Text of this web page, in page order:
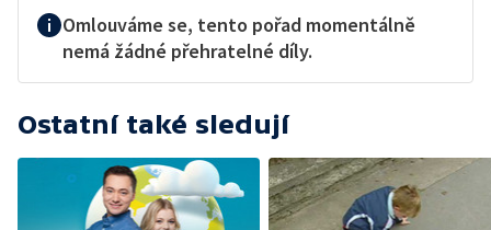
Omlouváme se, tento pořad momentálně
nemá žádné přehratelné díly.
Ostatní také sledují